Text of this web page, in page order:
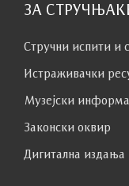
ЗА
Стручни испити и
Истраживачки
Музејски
Законски оквир
Дигитална издања